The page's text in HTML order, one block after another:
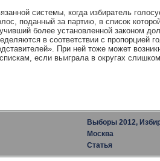
системы, когда избиратель
поданный за партию, в список
более установленной законом
в соответствии с пропорцией
При ней тоже может
если выиграла в округах
Выборы 2012,
Москва
Статья